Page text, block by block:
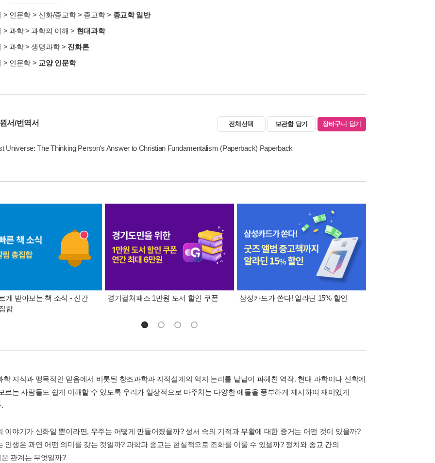
> 인문학 > 신화/종교학> 종교학> 종교학 일반
> 과학>과학의 이해 > 현대과학
> 과학>생명과학> 진화론
> 인문학 > 교양 인문학
서/번역서 전체선택 보관함 담기 장바구니 담기
Universe: The Thinking Person's Answer to Christian Fundamentalism (Paperback) Paperback
게 받아보는 책 소식 - 신간
합
경기컬처패스 1만원 도서 할인 쿠폰 삼성카드가 쏜다! 알라딘 15% 할인
학 지식과 맹목적인 믿음에서 비롯된 창조과학과 지적설계의 억지 논리를 낱낱이 파헤친 역작. 현대 과학이나 신학에
르는 사람들도 쉽게 이해할 수 있도록 우리가 일상적으로 마주치는 다양한 예들을 풍부하게 제시하여 재미있게
이야기가 신화일 뿐이라면, 우주는 어떻게 만들어졌을까? 성서 속의 기적과 부활에 대한 증거는 어떤 것이 있을까?
인생은 과연 어떤 의미를 갖는 것일까? 과학과 종교는 현실적으로 조화를 이룰 수 있을까? 정치와 종교 간의
관계는 무엇일까?